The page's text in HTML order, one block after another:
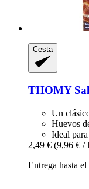
Cesta
THOMY
Un
Huevos
Ideal
2,49 € (9,96 € /
Entrega hasta